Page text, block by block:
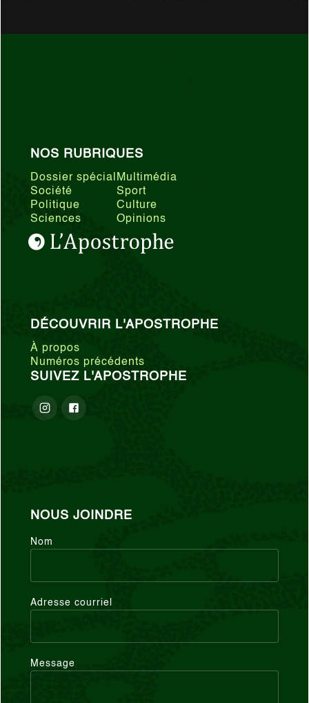
NOS RUBRIQUES
Dossier spécial
Société
Politique
Sciences
Multimédia
Sport
Culture
Opinions
DÉCOUVRIR L'APOSTROPHE
À propos
Numéros précédents
SUIVEZ L'APOSTROPHE
NOUS JOINDRE
Nom
Adresse courriel
Message